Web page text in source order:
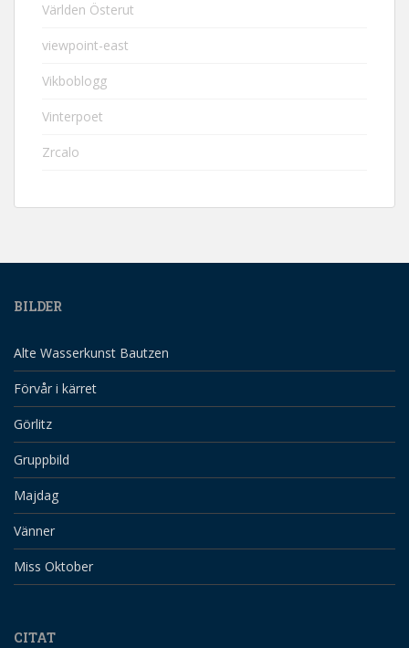
Världen Österut
viewpoint-east
Vikboblogg
Vinterpoet
Zrcalo
BILDER
Alte Wasserkunst Bautzen
Förvår i kärret
Görlitz
Gruppbild
Majdag
Vänner
Miss Oktober
CITAT